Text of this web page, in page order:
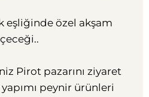
eşliğinde özel akşam
Pirot pazarını ziyaret
peynir ürünleri